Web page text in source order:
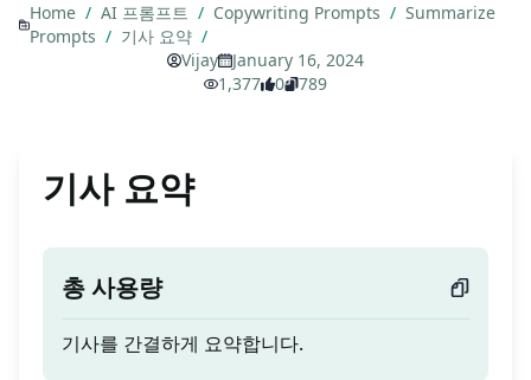
Home / AI 프롬프트 / Copywriting Prompts / Summarize
Prompts / 기사 요약 /
Vijay
January 16, 2024
1,377
0 789
기사 요약
총 사용량
기사를 간결하게 요약합니다.